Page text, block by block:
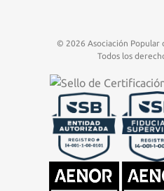
© 2026 Asociación Popular
Todos los